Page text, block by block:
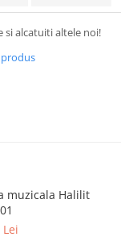
si alcatuiti altele noi!
muzicala Halilit
Lei